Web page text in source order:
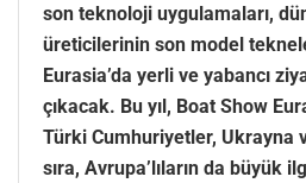
son teknoloji uygulamaları,
üreticilerinin son model
Eurasia’da yerli ve yabancı
çıkacak. Bu yıl, Boat Show
Türki Cumhuriyetler, Ukrayna
sıra, Avrupa’lıların da büyük